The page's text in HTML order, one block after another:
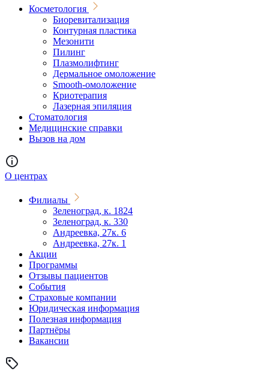
Косметология
Биоревитализация
Контурная пластика
Мезонити
Пилинг
Плазмолифтинг
Дермальное омоложение
Smooth-омоложение
Криотерапия
Лазерная эпиляция
Стоматология
Медицинские справки
Вызов на дом
О центрах
Филиалы
Зеленоград, к. 1824
Зеленоград, к. 330
Андреевка, 27к. 6
Андреевка, 27к. 1
Акции
Программы
Отзывы пациентов
События
Страховые компании
Юридическая информация
Полезная информация
Партнёры
Вакансии